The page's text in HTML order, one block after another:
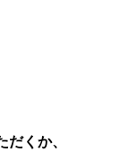
くか、